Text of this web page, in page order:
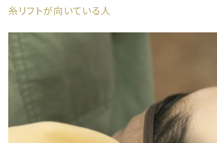
糸リフトが向いている人